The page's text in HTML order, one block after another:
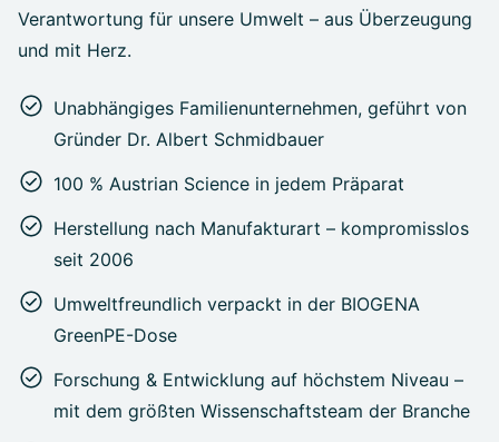
Verantwortung für unsere Umwelt – aus Überzeugung
und mit Herz.
Unabhängiges Familienunternehmen, geführt von
Gründer Dr. Albert Schmidbauer
100 % Austrian Science in jedem Präparat
Herstellung nach Manufakturart – kompromisslos
seit 2006
Umweltfreundlich verpackt in der BIOGENA
GreenPE-Dose
Forschung & Entwicklung auf höchstem Niveau –
mit dem größten Wissenschaftsteam der Branche